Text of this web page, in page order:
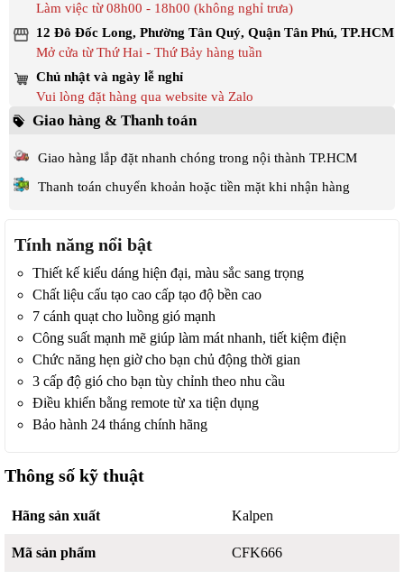
Làm việc từ 08h00 - 18h00 (không nghỉ trưa)
12 Đô Đốc Long, Phường Tân Quý, Quận Tân Phú, TP.HCM
Mở cửa từ Thứ Hai - Thứ Bảy hàng tuần
Chủ nhật và ngày lễ nghỉ
Vui lòng đặt hàng qua website và Zalo
Giao hàng & Thanh toán
Giao hàng lắp đặt nhanh chóng trong nội thành TP.HCM
Thanh toán chuyển khoản hoặc tiền mặt khi nhận hàng
Tính năng nổi bật
Thiết kế kiểu dáng hiện đại, màu sắc sang trọng
Chất liệu cấu tạo cao cấp tạo độ bền cao
7 cánh quạt cho luồng gió mạnh
Công suất mạnh mẽ giúp làm mát nhanh, tiết kiệm điện
Chức năng hẹn giờ cho bạn chủ động thời gian
3 cấp độ gió cho bạn tùy chỉnh theo nhu cầu
Điều khiển bằng remote từ xa tiện dụng
Bảo hành 24 tháng chính hãng
Thông số kỹ thuật
Hãng sản xuất Kalpen
Mã sản phẩm CFK666